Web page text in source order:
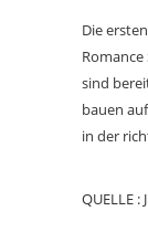
Die
Romance
sind
bauen
in der
QUELLE :